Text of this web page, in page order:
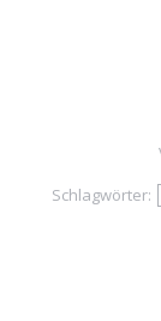
Schlagwörter: